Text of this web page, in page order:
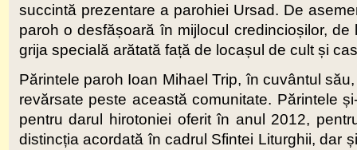
succintă prezentare a parohiei Ursad. De
paroh o desfășoară în mijlocul credincioșilor,
grija specială arătată față de locașul de cult și
Părintele paroh Ioan Mihael Trip, în cuvântul
revărsate peste această comunitate. Părintele
pentru darul hirotoniei oferit în anul 2012,
distincția acordată în cadrul Sfintei Liturghii, dar